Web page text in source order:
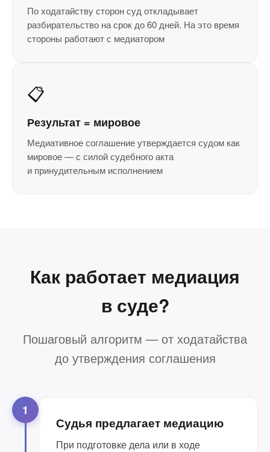
По ходатайству сторон суд откладывает
разбирательство на срок до 60 дней. На это время
стороны работают с медиатором
📋
Результат = мировое
Медиативное соглашение утверждается судом как
мировое — с силой судебного акта
и принудительным исполнением
Как работает медиация
в суде?
Пошаговый алгоритм — от ходатайства
до утверждения соглашения
1
Судья предлагает медиацию
При подготовке дела или в ходе